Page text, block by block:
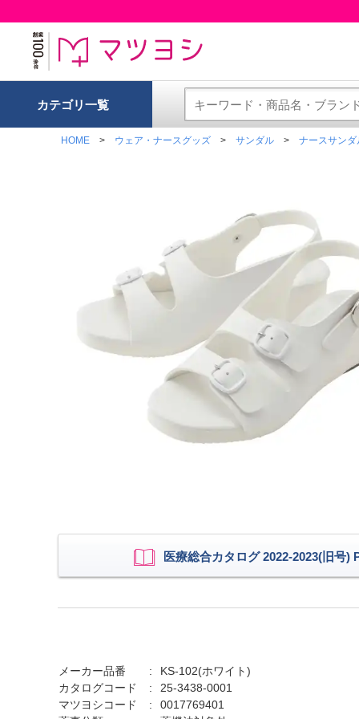
カテゴリ一覧
HOME ウェア・ナースグッズ サンダル ナースサンダ
医療総合カタログ 2022-2023(旧号)
メーカー品番
KS-102(ホワイト)
カタログコード
25-3438-0001
マツヨシコード
0017769401